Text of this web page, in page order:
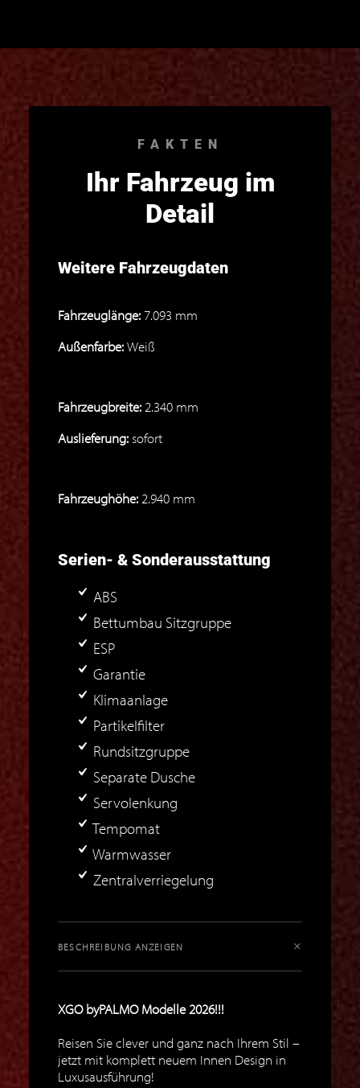
FAKTEN
Ihr Fahrzeug im
Detail
Weitere Fahrzeugdaten
Fahrzeuglänge: 7.093 mm
Außenfarbe:Weiß
Fahrzeugbreite: 2.340 mm
Auslieferung: sofort
Fahrzeughöhe: 2.940 mm
Serien- & Sonderausstattung
ABS
Bettumbau Sitzgruppe
ESP
Garantie
Klimaanlage
Partikelfilter
Rundsitzgruppe
Separate Dusche
Servolenkung
Tempomat
Warmwasser
Zentralverriegelung
BESCHREIBUNG ANZEIGEN
XGO byPALMO Modelle 2026!!!
Reisen Sie clever und ganz nach Ihrem Stil –
jetzt mit komplett neuem Innen Design in
Luxusausführung!